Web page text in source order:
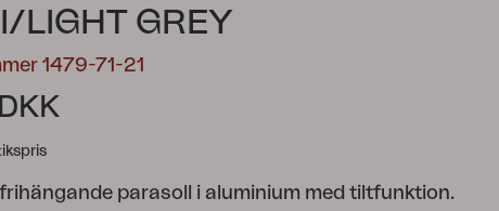
LIGHT GREY
1479-71-21
parasoll i aluminium med tiltfunktion.